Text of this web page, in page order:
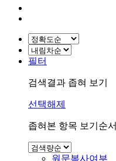
필터
검색결과 좁혀 보기
선택해제
좁혀본 항목 보기순서
원문복사여부